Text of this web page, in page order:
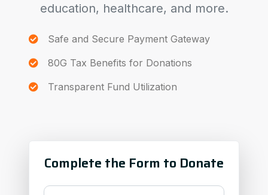
education, healthcare, and more.
Safe and Secure Payment Gateway
80G Tax Benefits for Donations
Transparent Fund Utilization
Complete the Form to Donate